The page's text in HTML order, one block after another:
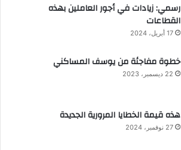
رسمي: زيادات في أجور العاملين بهذه
القطاعات
17 أبريل، 2024
خطوة مفاجئة من يوسف المساكني
22 ديسمبر، 2023
هذه قيمة الخطايا المرورية الجديدة
27 نوفمبر، 2024